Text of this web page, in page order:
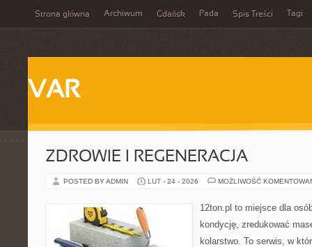
Strona główna Archiwum Gdańsk Pada Spis Treści Tagi
VAR
ZDROWIE I REGENERACJA
POSTED BY ADMIN LUT - 24 - 2026 MOŻLIWOŚĆ
12ton.pl to miejsce dla
kondycję, zredukować
kolarstwo. To serwis, w